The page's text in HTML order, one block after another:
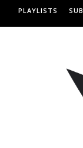
PLAYLISTS